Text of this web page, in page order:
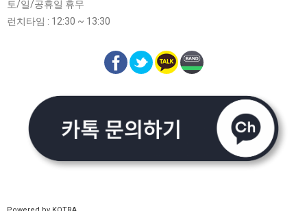
토/일/공휴일 휴무
런치타임 : 12:30 ~ 13:30